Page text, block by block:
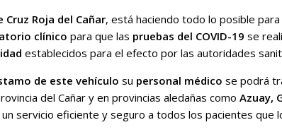
Cruz Roja del Cañar, está haciendo todo lo posible
clínico para que las pruebas del COVID-19 se
establecidos para el efecto por las autoridades
de este vehículo su personal médico se podrá
del Cañar y en provincias aledañas como Azuay,
servicio eficiente y seguro a todos los pacientes que